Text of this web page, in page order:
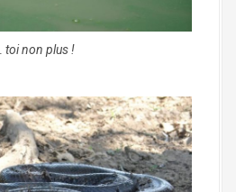
… toi non plus !